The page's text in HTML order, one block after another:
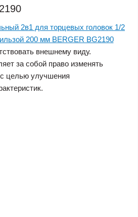
внешнему виду.
за собой право изменять
целью улучшения